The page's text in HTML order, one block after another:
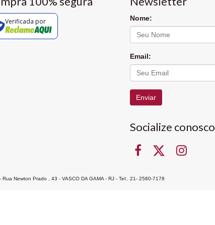
Verificada por Nome:
Email:
Enviar
Socialize conosco
Newton Prado , 43 - VASCO DA GAMA - RJ - Tel:. 21- 2580-7178